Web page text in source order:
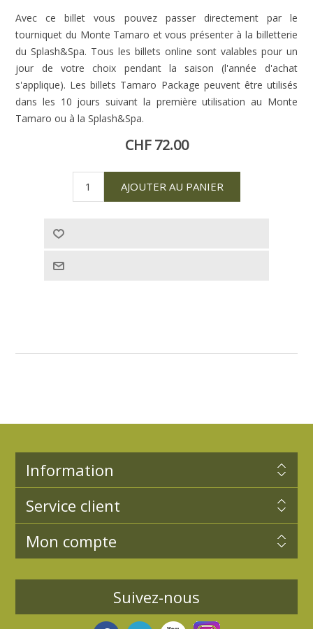
Avec ce billet vous pouvez passer directement par le
tourniquet du Monte Tamaro et vous présenter à la billetterie
du Splash&Spa. Tous les billets online sont valables pour un
jour de votre choix pendant la saison (l'année d'achat
s'applique). Les billets Tamaro Package peuvent être utilisés
dans les 10 jours suivant la première utilisation au Monte
Tamaro ou à la Splash&Spa.
CHF 72.00
Information
Service client
Mon compte
Suivez-nous